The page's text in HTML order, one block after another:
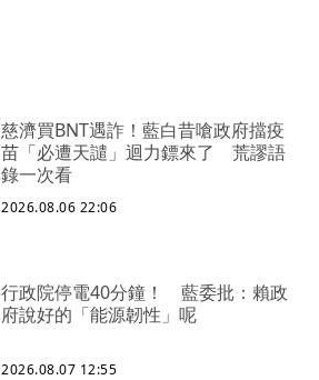
慈濟買BNT遇詐！藍白昔嗆政府擋疫
苗「必遭天譴」迴力鏢來了 荒謬語
錄一次看
2026.08.06 22:06
行政院停電40分鐘！ 藍委批：賴政
府說好的「能源韌性」呢
2026.08.07 12:55